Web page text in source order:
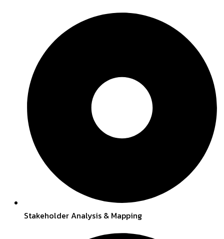
Stakeholder Analysis & Mapping